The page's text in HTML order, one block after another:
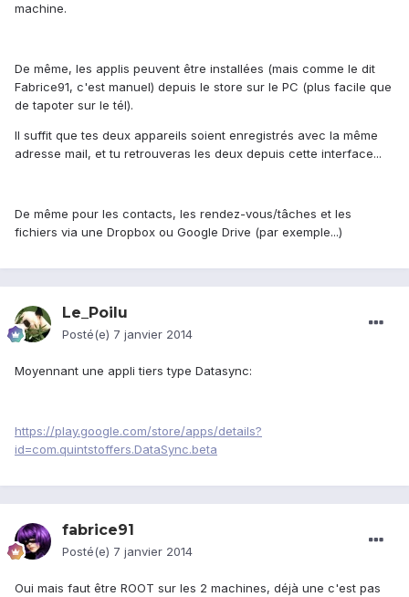
machine.
De même, les applis peuvent être installées (mais comme le dit
Fabrice91, c'est manuel) depuis le store sur le PC (plus facile que
de tapoter sur le tél).
Il suffit que tes deux appareils soient enregistrés avec la même
adresse mail, et tu retrouveras les deux depuis cette interface...
De même pour les contacts, les rendez-vous/tâches et les
fichiers via une Dropbox ou Google Drive (par exemple...)
Le_Poilu
Posté(e) 7 janvier 2014
Moyennant une appli tiers type Datasync:
https://play.google.com/store/apps/details?
id=com.quintstoffers.DataSync.beta
fabrice91
Posté(e) 7 janvier 2014
Oui mais faut être ROOT sur les 2 machines, déjà une c'est pas